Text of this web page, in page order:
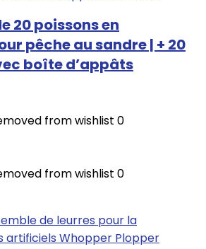
20 poissons en
pêche au sandre | + 20
boîte d’appâts
from wishlist 0
from wishlist 0